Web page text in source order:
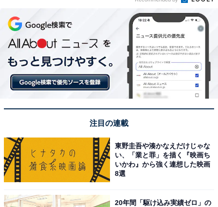
注目の連載
東野圭吾や湊かなえだけじゃな
い、「業と罪」を描く『映画ち
いかわ』から強く連想した映画
8選
20年間「駆け込み実績ゼロ」の